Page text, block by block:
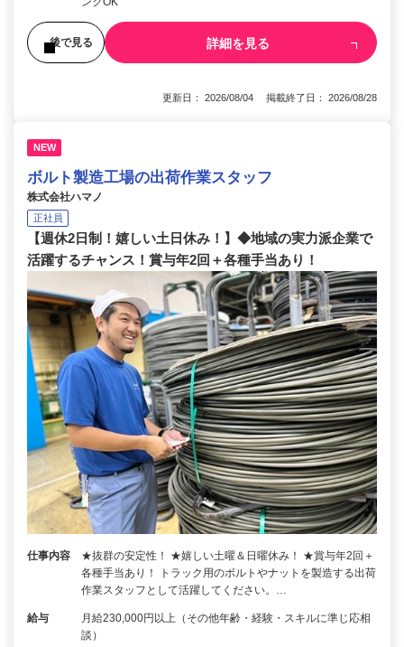
後で見る 詳細を見る
更新日： 2026/08/04 掲載終了日： 2026/08/28
NEW
ボルト製造工場の出荷作業スタッフ
株式会社ハマノ
正社員
【週休2日制！嬉しい土日休み！】◆地域の実力派企業で
活躍するチャンス！賞与年2回＋各種手当あり！
仕事内容
★抜群の安定性！ ★嬉しい土曜＆日曜休み！ ★賞与年2回＋
各種手当あり！ トラック用のボルトやナットを製造する出荷
作業スタッフとして活躍してください。…
給与
月給230,000円以上（その他年齢・経験・スキルに準じ応相
談）